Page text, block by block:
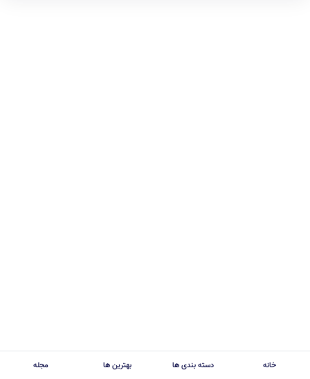
خانه دسته بندی ها بهترین ها مجله